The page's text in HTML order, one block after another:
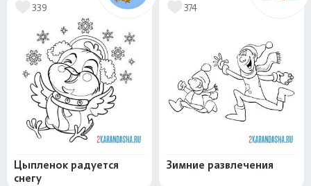
339
Цыпленок радуется
снегу
374
Зимние развлечения